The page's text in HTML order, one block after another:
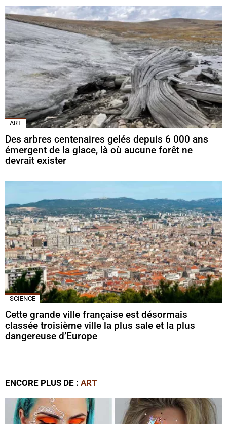
ART
Des arbres centenaires gelés depuis 6 000 ans
émergent de la glace, là où aucune forêt ne
devrait exister
SCIENCE
Cette grande ville française est désormais
classée troisième ville la plus sale et la plus
dangereuse d’Europe
ENCORE PLUS DE : ART